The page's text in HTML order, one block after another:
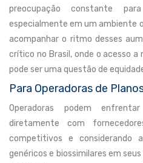
preocupação constante
especialmente em um ambiente
acompanhar o ritmo desses
crítico no Brasil, onde o acesso
pode ser uma questão de
Para Operadoras de
Operadoras podem
diretamente com
competitivos e considerando
genéricos e biossimilares em